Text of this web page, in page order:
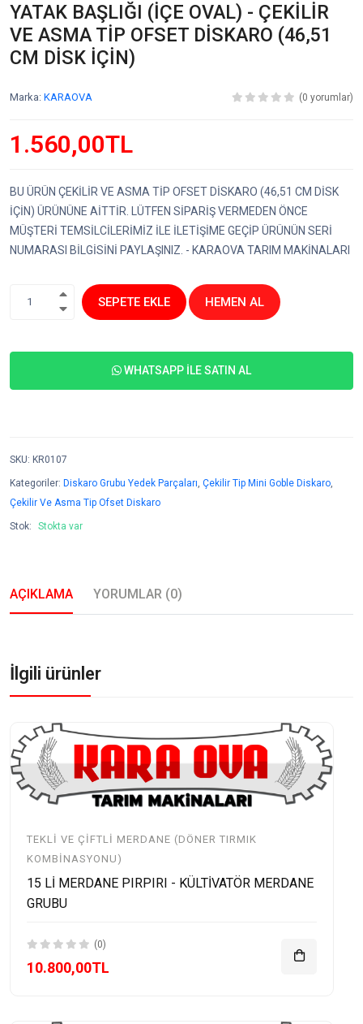
YATAK BAŞLIĞI (İÇE OVAL) - ÇEKİLİR
VE ASMA TİP OFSET DİSKARO (46,51
CM DİSK İÇİN)
Marka: KARAOVA (0 yorumlar)
1.560,00TL
BU ÜRÜN ÇEKİLİR VE ASMA TİP OFSET DİSKARO (46,51 CM DİSK
İÇİN) ÜRÜNÜNE AİTTİR. LÜTFEN SİPARİŞ VERMEDEN ÖNCE
MÜŞTERİ TEMSİLCİLERİMİZ İLE İLETİŞİME GEÇİP ÜRÜNÜN SERİ
NUMARASI BİLGİSİNİ PAYLAŞINIZ. - KARAOVA TARIM MAKİNALARI
1 SEPETE EKLE HEMEN AL
WHATSAPP İLE SATIN AL
SKU: KR0107
Kategoriler: Diskaro Grubu Yedek Parçaları, Çekilir Tip Mini Goble Diskaro,
Çekilir Ve Asma Tip Ofset Diskaro
Stok: Stokta var
AÇIKLAMA YORUMLAR (0)
İlgili ürünler
TEKLI VE ÇIFTLI MERDANE (DÖNER TIRMIK
KOMBINASYONU)
15 Lİ MERDANE PIRPIRI - KÜLTİVATÖR MERDANE
GRUBU
(0)
10.800,00TL